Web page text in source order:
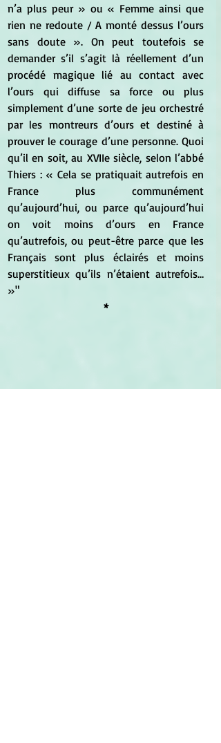
n’a plus peur » ou « Femme ainsi que
rien ne redoute / A monté dessus l’ours
sans doute ». On peut toutefois se
demander s’il s’agit là réellement d’un
procédé magique lié au contact avec
l’ours qui diffuse sa force ou plus
simplement d’une sorte de jeu orchestré
par les montreurs d’ours et destiné à
prouver le courage d’une personne. Quoi
qu’il en soit, au XVIIe siècle, selon l’abbé
Thiers : « Cela se pratiquait autrefois en
France plus communément
qu’aujourd’hui, ou parce qu’aujourd’hui
on voit moins d’ours en France
qu’autrefois, ou peut-être parce que les
Français sont plus éclairés et moins
superstitieux qu’ils n’étaient autrefois…
»"
*